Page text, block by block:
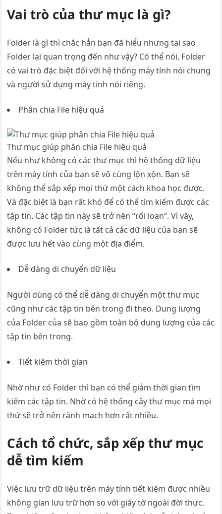
Vai trò của thư mục là gì?
Folder là gì thì chắc hẳn bạn đã hiểu nhưng tại sao
Folder lại quan trọng đến như vậy? Có thể nói, Folder
có vai trò đặc biệt đối với hệ thống máy tính nói chung
và người sử dụng máy tính nói riêng.
Phân chia File hiệu quả
Thư mục giúp phân chia File hiệu quả
Nếu như không có các thư mục thì hệ thống dữ liệu
trên máy tính của bạn sẽ vô cùng lộn xộn. Bạn sẽ
không thể sắp xếp mọi thứ một cách khoa học được.
Và đặc biệt là bạn rất khó để có thể tìm kiếm được các
tập tin. Các tập tin này sẽ trở nên “rối loạn”. Vì vậy,
không có Folder tức là tất cả các dữ liệu của bạn sẽ
được lưu hết vào cùng một địa điểm.
Dễ dàng di chuyển dữ liệu
Người dùng có thể dễ dàng di chuyển một thư mục
cũng như các tập tin bên trong đi theo. Dung lượng
của Folder của sẽ bao gồm toàn bộ dung lượng của các
tập tin bên trong.
Tiết kiệm thời gian
Nhờ như có Folder thì bạn có thể giảm thời gian tìm
kiếm các tập tin. Nhờ có hệ thống cây thư mục mà mọi
thứ sẽ trở nên rành mạch hơn rất nhiều.
Cách tổ chức, sắp xếp thư mục
dễ tìm kiếm
Việc lưu trữ dữ liệu trên máy tính tiết kiệm được nhiều
không gian lưu trữ hơn so với giấy tờ ngoài đời thực.